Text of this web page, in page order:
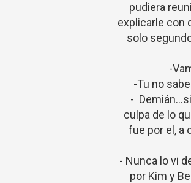
pudiera
explicarle con
solo
-
-Tu no
-
culpa de lo
fue por el, a
- Nunca lo vi
por Kim y